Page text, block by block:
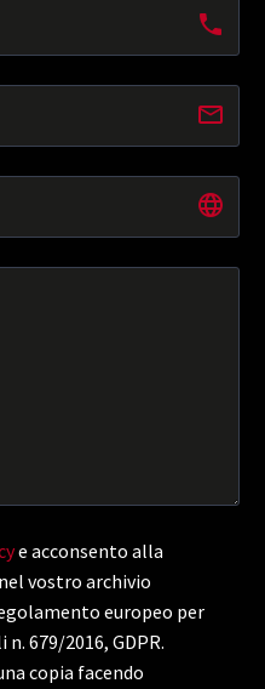
e acconsento alla
vostro archivio
europeo per
679/2016, GDPR.
copia facendo